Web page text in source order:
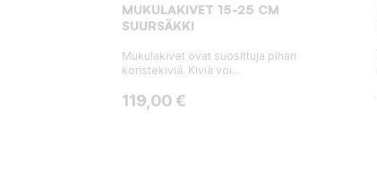
MUKULAKIVET 15-25 CM
SUURSÄKKI
Mukulakivet ovat suosittuja pihan
koristekiviä. Kiviä voi...
Hinta
119,00 €